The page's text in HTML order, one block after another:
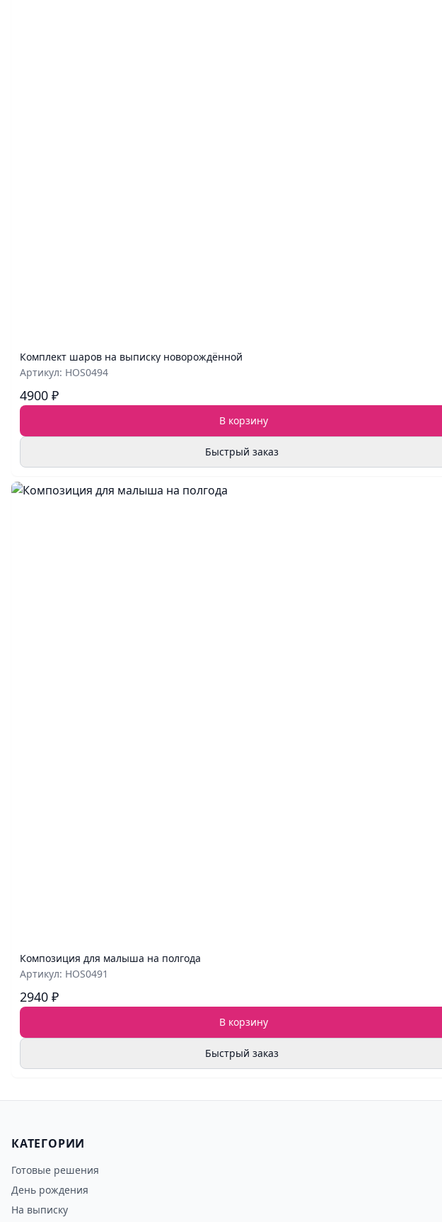
Комплект шаров на выписку новорождённой
Артикул: HOS0494
4900 ₽
В корзину
Быстрый заказ
Композиция для малыша на полгода
Артикул: HOS0491
2940 ₽
В корзину
Быстрый заказ
КАТЕГОРИИ
Готовые решения
День рождения
На выписку